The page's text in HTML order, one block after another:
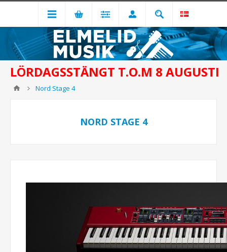
LÖRDAGSSTÄNGT T.O.M 8 AUGUSTI
Nord Stage 4
NORD STAGE 4